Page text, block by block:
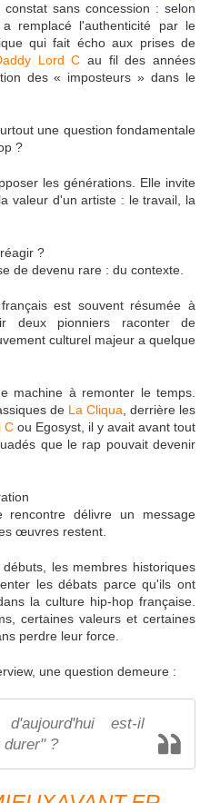
sans concession : selon
remplacé l'authenticité par le
qui fait écho aux prises de
Lord C au fil des années
des « imposteurs » dans le
une question fondamentale
?
les générations. Elle invite
valeur d'un artiste : le travail, la
?
de devenu rare : du contexte.
est souvent résumée à
deux pionniers raconter de
culturel majeur a quelque
machine à remonter le temps.
de La Cliqua , derrière les
C ou Egosyst, il y avait avant tout
que le rap pouvait devenir
délivre un message
œuvres restent.
les membres historiques
les débats parce qu'ils ont
la culture hip-hop française.
certaines valeurs et certaines
perdre leur force.
une question demeure :
est-il
durer" ?